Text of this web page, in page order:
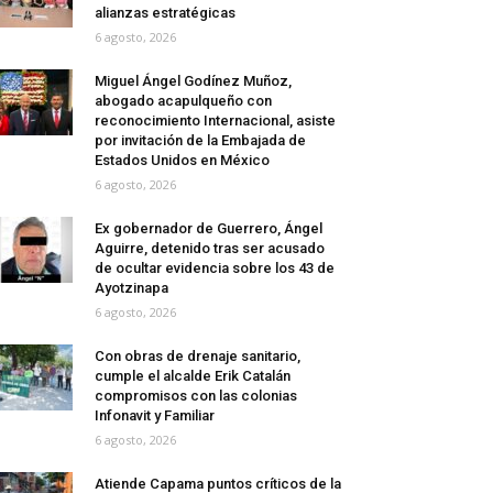
alianzas estratégicas
6 agosto, 2026
Miguel Ángel Godínez Muñoz,
abogado acapulqueño con
reconocimiento Internacional, asiste
por invitación de la Embajada de
Estados Unidos en México
6 agosto, 2026
Ex gobernador de Guerrero, Ángel
Aguirre, detenido tras ser acusado
de ocultar evidencia sobre los 43 de
Ayotzinapa
6 agosto, 2026
Con obras de drenaje sanitario,
cumple el alcalde Erik Catalán
compromisos con las colonias
Infonavit y Familiar
6 agosto, 2026
Atiende Capama puntos críticos de la